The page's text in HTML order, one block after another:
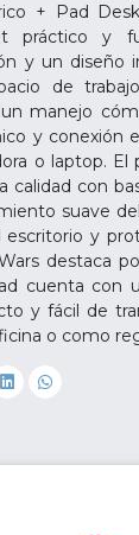
+ Pad
y
y un diseño
de
manejo
y conexión
o laptop. El
calidad con
suave
escritorio y
destaca
cuenta con
y fácil de
o como